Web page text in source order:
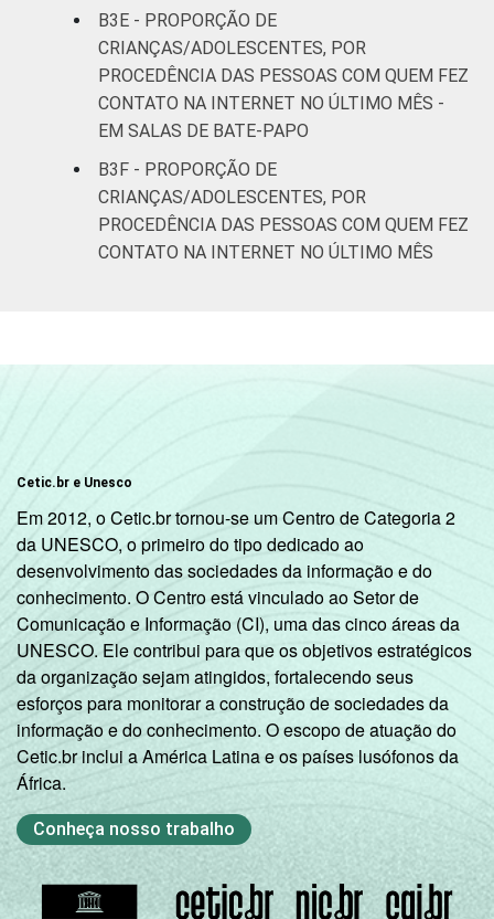
B3E - PROPORÇÃO DE
CRIANÇAS/ADOLESCENTES, POR
PROCEDÊNCIA DAS PESSOAS COM QUEM FEZ
CONTATO NA INTERNET NO ÚLTIMO MÊS -
EM SALAS DE BATE-PAPO
B3F - PROPORÇÃO DE
CRIANÇAS/ADOLESCENTES, POR
PROCEDÊNCIA DAS PESSOAS COM QUEM FEZ
CONTATO NA INTERNET NO ÚLTIMO MÊS
Cetic.br e Unesco
Em 2012, o Cetic.br tornou-se um Centro de Categoria 2
da UNESCO, o primeiro do tipo dedicado ao
desenvolvimento das sociedades da informação e do
conhecimento. O Centro está vinculado ao Setor de
Comunicação e Informação (CI), uma das cinco áreas da
UNESCO. Ele contribui para que os objetivos estratégicos
da organização sejam atingidos, fortalecendo seus
esforços para monitorar a construção de sociedades da
informação e do conhecimento. O escopo de atuação do
Cetic.br inclui a América Latina e os países lusófonos da
África.
Conheça nosso trabalho